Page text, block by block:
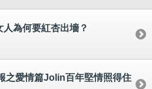
人為何要紅杏出墻？
之愛情篇Jolin百年堅情照得住